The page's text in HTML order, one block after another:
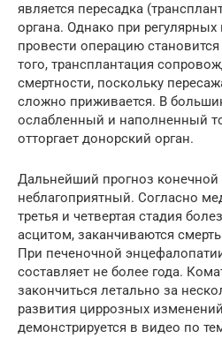
является пересадка
органа. Однако при
провести операцию
того, трансплантация
смертности, поскольку
сложно приживается. В
ослабленный и наполненный
отторгает донорский орган.
Дальнейший прогноз конечной
неблагоприятный. Согласно
третья и четвертая стадия
асцитом, заканчиваются
При печеночной
составляет не более года.
закончиться летально за
развития циррозных
демонстрируется в видео по